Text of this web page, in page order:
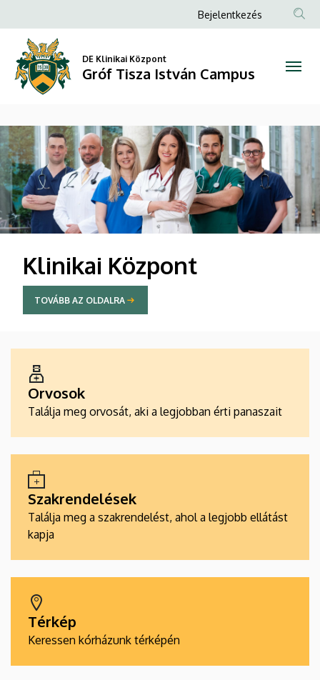
Tisza
István
Campus
Anonim
menüje
Bejelentkezés
DE Klinikai Központ
Gróf Tisza István Campus
Klinikai Központ
TOVÁBB AZ OLDALRA
Orvosok
Találja meg orvosát, aki a legjobban érti panaszait
Szakrendelések
Találja meg a szakrendelést, ahol a legjobb ellátást
kapja
Térkép
Keressen kórházunk térképén